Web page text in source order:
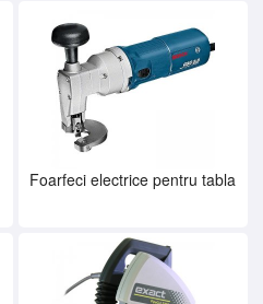
Foarfeci electrice pentru tabla